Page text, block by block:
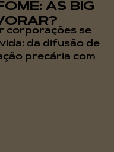
AS BIG
corporações se
da difusão de
precária com